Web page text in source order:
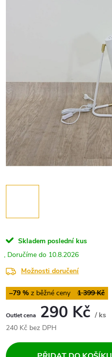
Skladem poslední kus
10.8.2026
Možnosti doručení
1 399 Kč
–79 %
290 Kč / ks
240 Kč bez DPH